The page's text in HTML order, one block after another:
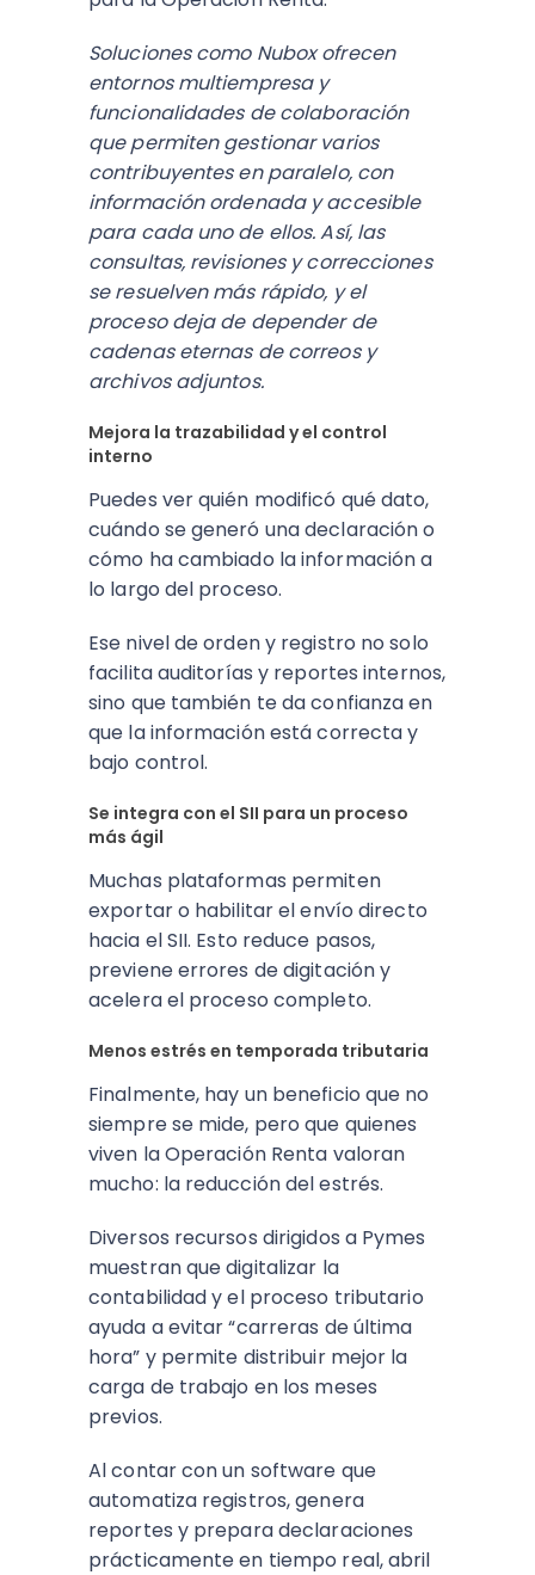
Soluciones como Nubox ofrecen
entornos multiempresa y
funcionalidades de colaboración
que permiten gestionar varios
contribuyentes en paralelo, con
información ordenada y accesible
para cada uno de ellos. Así, las
consultas, revisiones y correcciones
se resuelven más rápido, y el
proceso deja de depender de
cadenas eternas de correos y
archivos adjuntos.​
Mejora la trazabilidad y el control
interno
Puedes ver quién modificó qué dato,
cuándo se generó una declaración o
cómo ha cambiado la información a
lo largo del proceso.
Ese nivel de orden y registro no solo
facilita auditorías y reportes internos,
sino que también te da confianza en
que la información está correcta y
bajo control.
Se integra con el SII para un proceso
más ágil
Muchas plataformas permiten
exportar o habilitar el envío directo
hacia el SII. Esto reduce pasos,
previene errores de digitación y
acelera el proceso completo.
Menos estrés en temporada tributaria
Finalmente, hay un beneficio que no
siempre se mide, pero que quienes
viven la Operación Renta valoran
mucho: la reducción del estrés.
Diversos recursos dirigidos a Pymes
muestran que digitalizar la
contabilidad y el proceso tributario
ayuda a evitar “carreras de última
hora” y permite distribuir mejor la
carga de trabajo en los meses
previos.​
Al contar con un software que
automatiza registros, genera
reportes y prepara declaraciones
prácticamente en tiempo real, abril